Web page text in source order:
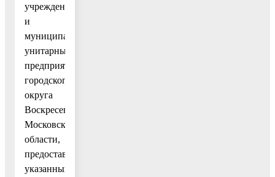
учреждениям
и
муниципальным
унитарным
предприятиям
городского
округа
Воскресенск
Московской
области,
предоставления
указанных